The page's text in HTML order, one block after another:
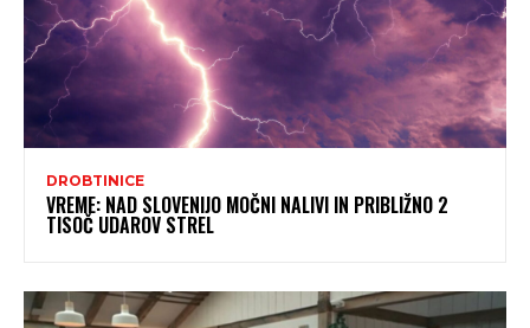
DROBTINICE
VREME: NAD SLOVENIJO MOČNI NALIVI IN PRIBLIŽNO 2
TISOČ UDAROV STREL